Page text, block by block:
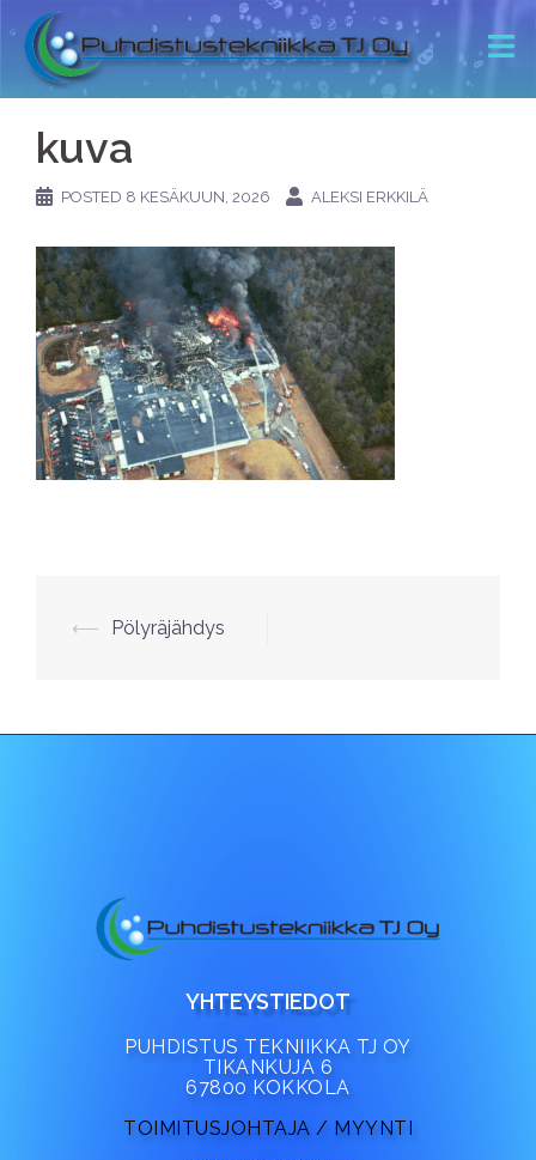
kuva
POSTED 8 KESÄKUUN, 2026 ALEKSI ERKKILÄ
⟵ Pölyräjähdys
YHTEYSTIEDOT
PUHDISTUS TEKNIIKKA TJ OY
TIKANKUJA 6
67800 KOKKOLA
TOIMITUSJOHTAJA / MYYNTI